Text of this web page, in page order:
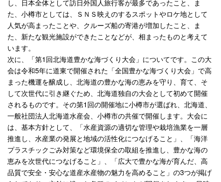
し、日本全体として訪日外国人旅行客が最多であったこと、ま
た、小樽市としては、ＳＮＳ映えのするスポットやロケ地として
人気が高まったことや、クルーズ船の寄港が増加したこと、ま
た、新たな観光施設ができたことなどが、相まったものと考えて
います。
次に、「第1回北海道豊かな海づくり大会」についてです。この大
会は令和5年に道東で開催された「全国豊かな海づくり大会」で高
まった機運を醸成し、北海道の豊かな海の恵みを守り、育て、そ
して次世代に引き継ぐため、北海道独自の大会として初めて開催
されるものです。その第1回の開催地に小樽市が選ばれ、北海道、
一般社団法人北海道水産会、小樽市の共催で開催します。大会に
は、基本方針として、「水産資源の適切な管理や栽培漁業を一層
推進し、水産業の発展と地域の活性化につなげること」、「海洋
プラスチックごみ対策など環境保全の取組を推進し、豊かな海の
恵みを次世代につなげること」、「広大で豊かな海が育んだ、高
品質で安全・安心な道産水産物の魅力を高めること」の3つが掲げ